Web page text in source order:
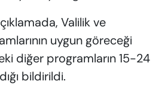
Valilik ve
uygun göreceği
diğer programların 15-24
bildirildi.